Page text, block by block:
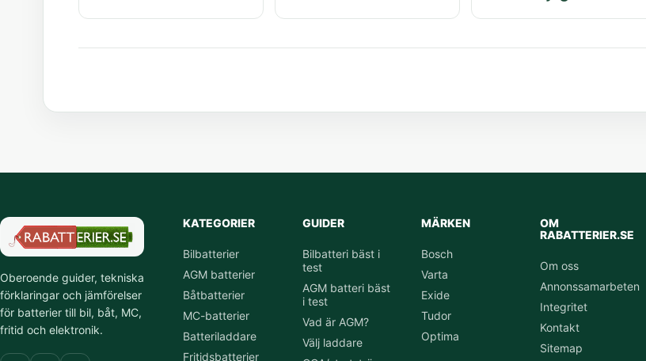
Oberoende guider, tekniska
förklaringar och jämförelser
för batterier till bil, båt, MC,
fritid och elektronik.
KATEGORIER
Bilbatterier
AGM batterier
Båtbatterier
MC-batterier
Batteriladdare
Fritidsbatterier
GUIDER
Bilbatteri bäst i
test
AGM batteri bäst
i test
Vad är AGM?
Välj laddare
MÄRKEN
Bosch
Varta
Exide
Tudor
Optima
OM
RABATTERIER.SE
Om oss
Annonssamarbeten
Integritet
Kontakt
Sitemap